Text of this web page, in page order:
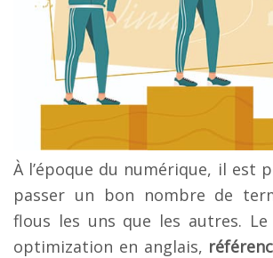
À l’époque du numérique, il est
passer un bon nombre de
flous les uns que les autres. Le
optimization en anglais,